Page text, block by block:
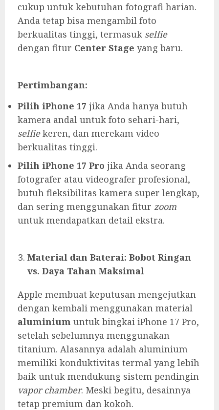
cukup untuk kebutuhan fotografi harian.
Anda tetap bisa mengambil foto
berkualitas tinggi, termasuk selfie
dengan fitur Center Stage yang baru.
Pertimbangan:
Pilih iPhone 17 jika Anda hanya butuh
kamera andal untuk foto sehari-hari,
selfiekeren, dan merekam video
berkualitas tinggi.
Pilih iPhone 17 Pro jika Anda seorang
fotografer atau videografer profesional,
butuh fleksibilitas kamera super lengkap,
dan sering menggunakan fitur zoom
untuk mendapatkan detail ekstra.
Material dan Baterai: Bobot Ringan
vs. Daya Tahan Maksimal
Apple membuat keputusan mengejutkan
dengan kembali menggunakan material
aluminium untuk bingkai iPhone 17 Pro,
setelah sebelumnya menggunakan
titanium. Alasannya adalah aluminium
memiliki konduktivitas termal yang lebih
baik untuk mendukung sistem pendingin
vapor chamber. Meski begitu, desainnya
tetap premium dan kokoh.